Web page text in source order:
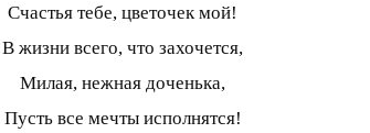
Счастья тебе, цветочек мой!
В жизни всего, что захочется,
Милая, нежная доченька,
Пусть все мечты исполнятся!